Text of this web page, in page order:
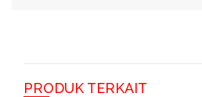
PRODUK TERKAIT